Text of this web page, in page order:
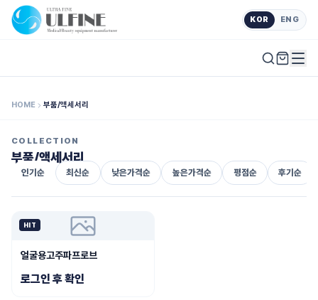
KOR ENG
HOME 부품/액세서리
COLLECTION
부품/액세서리
인기순 최신순 낮은가격순 높은가격순 평점순 후기순
HIT
얼굴용고주파프로브
로그인 후 확인